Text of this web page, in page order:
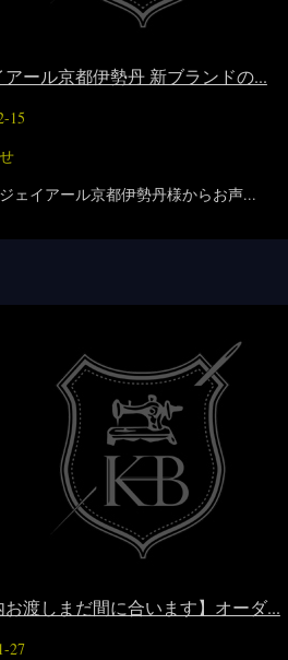
アール京都伊勢丹 新ブランドの...
15
ェイアール京都伊勢丹様からお声...
お渡しまだ間に合います】オーダ...
27